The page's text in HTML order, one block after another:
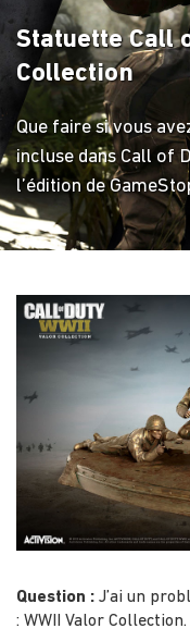
Statuette Call
Collection
Que faire si vous
incluse dans Call of
l’édition de
Question : J’ai un
: WWII Valor